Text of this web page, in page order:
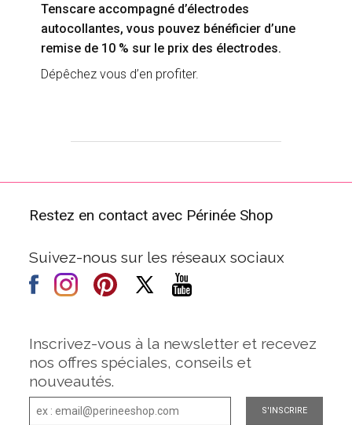
Tenscare accompagné d’électrodes
autocollantes, vous pouvez bénéficier d’une
remise de 10 % sur le prix des électrodes.
Dépêchez vous d’en profiter.
Restez en contact avec Périnée Shop
Suivez-nous sur les réseaux sociaux
Inscrivez-vous à la newsletter et recevez
nos offres spéciales, conseils et
nouveautés.
S'INSCRIRE